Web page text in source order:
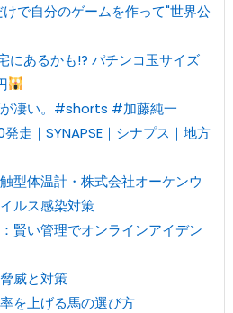
けで自分のゲームを作って"世界公
宅にあるかも!? パチンコ玉サイズ
凄い。#shorts #加藤純一
走｜SYNAPSE｜シナプス｜地方
型体温計・株式会社オーケンウ
ルス感染対策
賢い管理でオンラインアイデン
威と対策
を上げる馬の選び方